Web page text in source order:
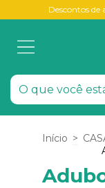
Descontos de
Início >